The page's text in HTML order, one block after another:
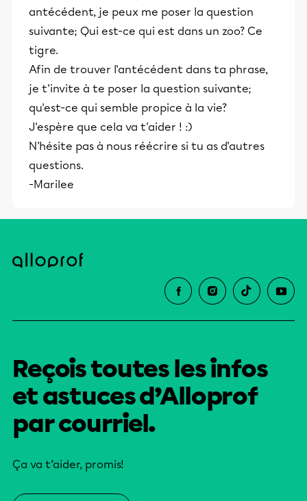
antécédent, je peux me poser la question
suivante; Qui est-ce qui est dans un zoo? Ce
tigre.
Afin de trouver l'antécédent dans ta phrase,
je t'invite à te poser la question suivante;
qu'est-ce qui semble propice à la vie?
J'espère que cela va t'aider ! :)
N'hésite pas à nous réécrire si tu as d'autres
questions.
-Marilee
Reçois toutes les infos
et astuces d’Alloprof
par courriel.
Ça va t’aider, promis!